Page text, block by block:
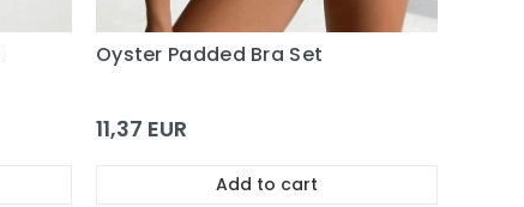
Oyster Padded Bra Set
11,37 EUR
Add to cart